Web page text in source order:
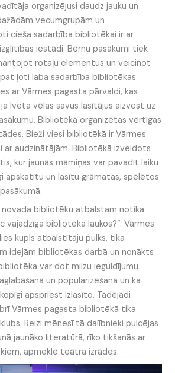
organizējusi daudz jauku un
vecumgrupām un
cieša sadarbība bibliotēkai ir ar
iestādi. Bērnu pasākumi tiek
rotaļu elementus un veicinot
ļoti laba sadarbība bibliotēkas
ar Vārmes pagasta pārvaldi, kas
Iveta vēlas savus lasītājus aizvest uz
Bibliotēkā organizētas vērtīgas
Bieži viesi bibliotēkā ir Vārmes
ar audzinātājām. Bibliotēkā izveidots
kur jaunās māmiņas var pavadīt laiku
apskatītu un lasītu grāmatas, spēlētos
novada bibliotēku atbalstam notika
vajadzīga bibliotēka laukos?”. Vārmes
kupls atbalstītāju pulks, tika
idejām bibliotēkas darbā un nonākts
var dot milzu ieguldījumu
un popularizēšanā un ka
apspriest izlasīto. Tādējādi
Vārmes pagasta bibliotēkā tika
Reizi mēnesī tā dalībnieki pulcējas
jaunāko literatūrā, rīko tikšanās ar
apmeklē teātra izrādes.